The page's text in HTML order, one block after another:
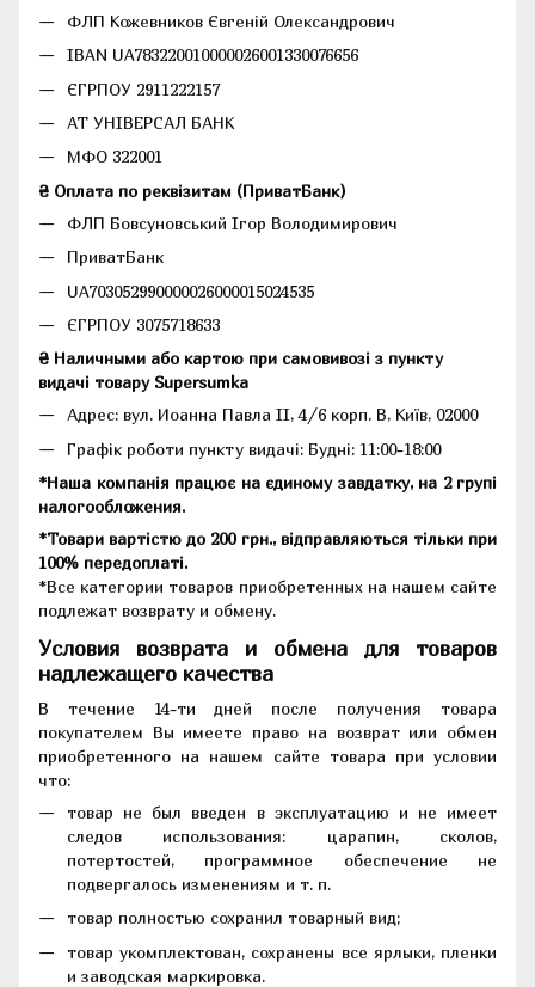
ФЛП Кожевников Євгеній Олександрович
IBAN UA783220010000026001330076656
ЄГРПОУ 2911222157
АТ УНІВЕРСАЛ БАНК
МФО 322001
₴ Оплата по реквізитам (ПриватБанк)
ФЛП Бовсуновський Ігор Володимирович
ПриватБанк
UA703052990000026000015024535
ЄГРПОУ 3075718633
₴ Наличными або картою при самовивозі з пункту
видачі товару Supersumka
Адрес: вул. Иоанна Павла II, 4/6 корп. В, Київ, 02000
Графік роботи пункту видачі: Будні: 11:00-18:00
*Наша компанія працює на єдиному завдатку, на 2 групі
налогообложения.
*Товари вартістю до 200 грн., відправляються тільки при
100% передоплаті.
*Все категории товаров приобретенных на нашем сайте
подлежат возврату и обмену.
Условия возврата и обмена для товаров
надлежащего качества
В течение 14-ти дней после получения товара
покупателем Вы имеете право на возврат или обмен
приобретенного на нашем сайте товара при условии
что:
товар не был введен в эксплуатацию и не имеет
следов использования: царапин, сколов,
потертостей, программное обеспечение не
подвергалось изменениям и т. п.
товар полностью сохранил товарный вид;
товар укомплектован, сохранены все ярлыки, пленки
и заводская маркировка.